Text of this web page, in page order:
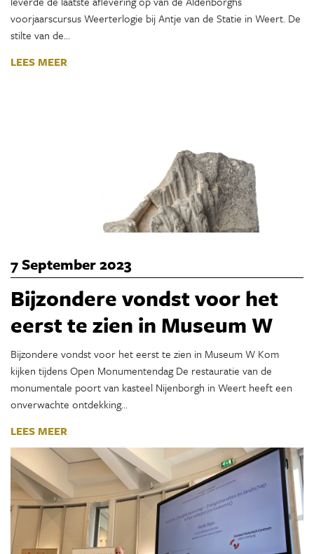
voorjaarscursus Weerterlogie bij Antje van de Statie in Weert. De
stilte van de…
LEES MEER
7 September 2023
Bijzondere vondst voor het
eerst te zien in Museum W
Bijzondere vondst voor het eerst te zien in Museum W Kom
kijken tijdens Open Monumentendag De restauratie van de
monumentale poort van kasteel Nijenborgh in Weert heeft een
onverwachte ontdekking…
LEES MEER